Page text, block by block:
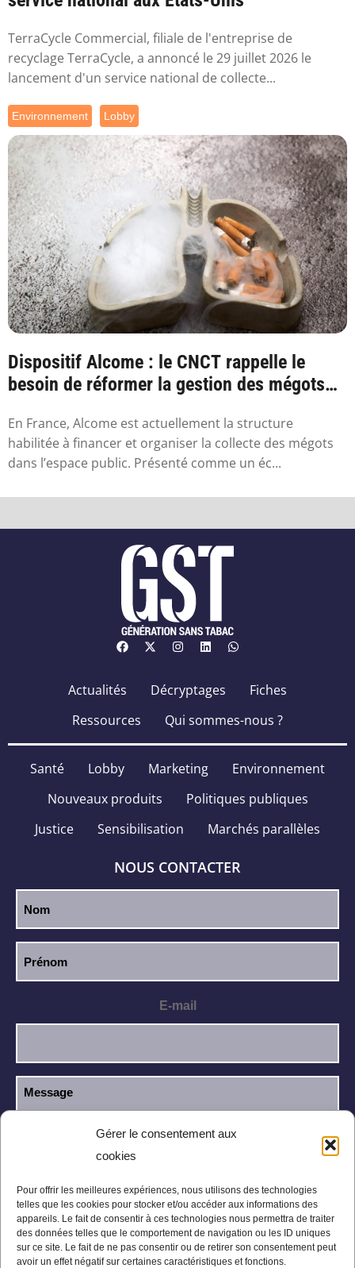
Gérer le consentement aux
cookies
Pour offrir les meilleures expériences, nous utilisons des technologies
telles que les cookies pour stocker et/ou accéder aux informations des
appareils. Le fait de consentir à ces technologies nous permettra de traiter
des données telles que le comportement de navigation ou les ID uniques
sur ce site. Le fait de ne pas consentir ou de retirer son consentement peut
avoir un effet négatif sur certaines caractéristiques et fonctions.
TerraCycle Commercial, filiale de l'entreprise de
recyclage TerraCycle, a annoncé le 29 juillet 2026 le
lancement d'un service national de collecte...
Environnement Lobby
Dispositif Alcome : le CNCT rappelle le
besoin de réformer la gestion des mégots
En France, Alcome est actuellement la structure
habilitée à financer et organiser la collecte des mégots
dans l’espace public. Présenté comme un éc...
Actualités Décryptages
Fiches
Ressources
Qui sommes-nous ?
Santé Lobby Marketing
Environnement
Nouveaux produits
Politiques publiques
Justice
Sensibilisation Marchés parallèles
NOUS CONTACTER
E-mail
J’ai lu et j’accepte la
confidentialité.